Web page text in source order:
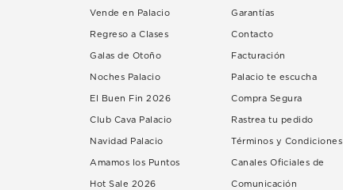
Vende en Palacio
Regreso a Clases
Galas de Otoño
Noches Palacio
El Buen Fin 2026
Club Cava Palacio
Navidad Palacio
Amamos los Puntos
Hot Sale 2026
Garantías
Contacto
Facturación
Palacio te escucha
Compra Segura
Rastrea tu pedido
Términos y Condiciones
Canales Oficiales de
Comunicación